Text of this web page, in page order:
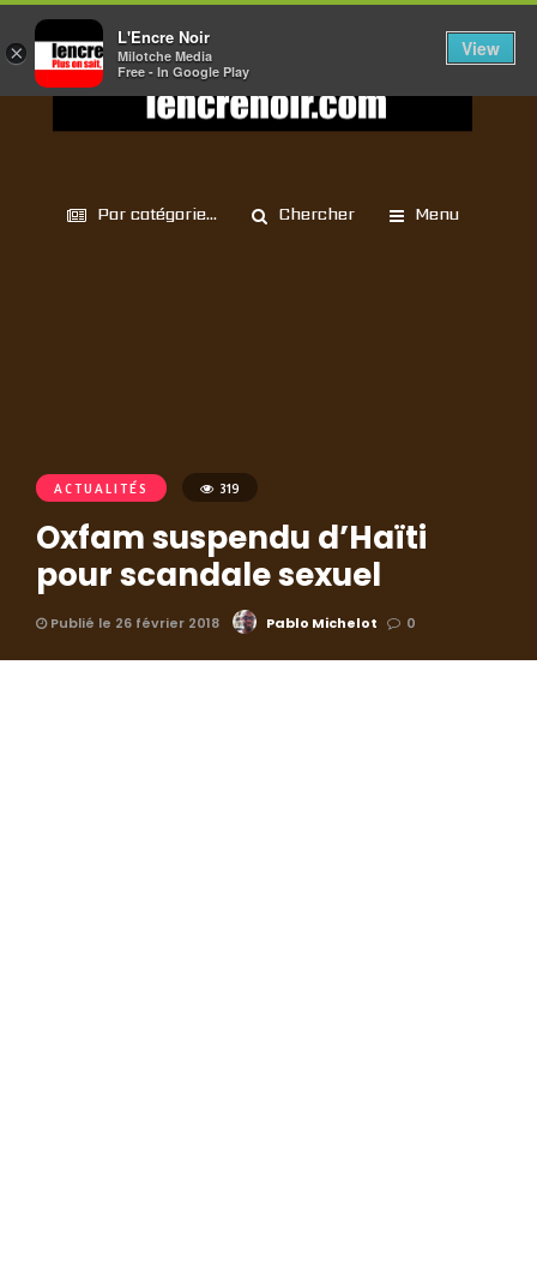
Par catégorie... Chercher Menu
ACTUALITÉS 319
Oxfam suspendu d’Haïti
pour scandale sexuel
Publié le 26 février 2018 Pablo Michelot 0
×
L'Encre Noir
Milotche Media
Free - In Google Play
View